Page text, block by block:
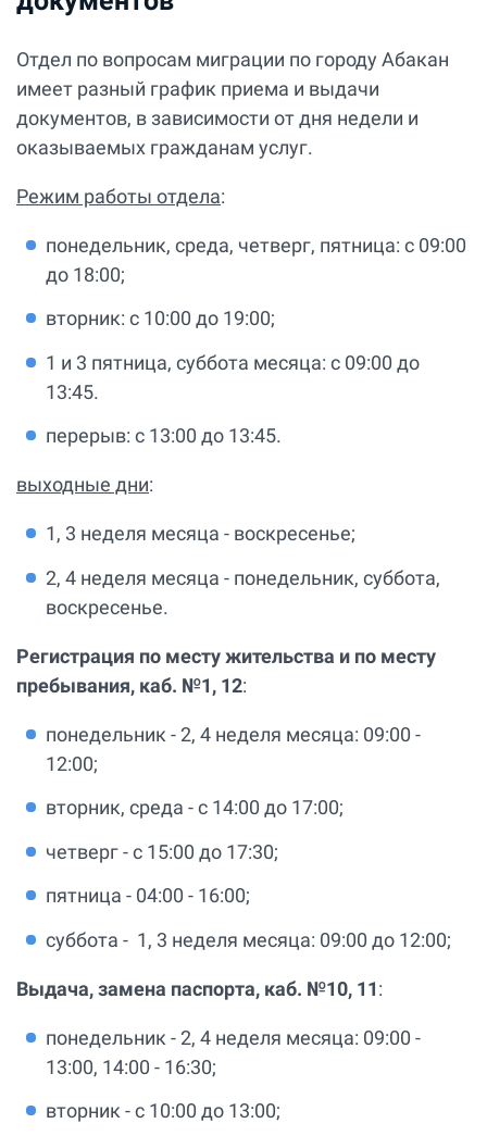
Отдел по вопросам миграции по городу Абакан
имеет разный график приема и выдачи
документов, в зависимости от дня недели и
оказываемых гражданам услуг.
Режим работы отдела:
понедельник, среда, четверг, пятница: с 09:00
до 18:00;
вторник: с 10:00 до 19:00;
1 и 3 пятница, суббота месяца: с 09:00 до
13:45.
перерыв: с 13:00 до 13:45.
выходные дни:
1, 3 неделя месяца - воскресенье;
2, 4 неделя месяца - понедельник, суббота,
воскресенье.
Регистрация по месту жительства и по месту
пребывания, каб. №1, 12:
понедельник - 2, 4 неделя месяца: 09:00 -
12:00;
вторник, среда - с 14:00 до 17:00;
четверг - с 15:00 до 17:30;
пятница - 04:00 - 16:00;
суббота - 1, 3 неделя месяца: 09:00 до 12:00;
Выдача, замена паспорта, каб. №10, 11:
понедельник - 2, 4 неделя месяца: 09:00 -
13:00, 14:00 - 16:30;
вторник - с 10:00 до 13:00;